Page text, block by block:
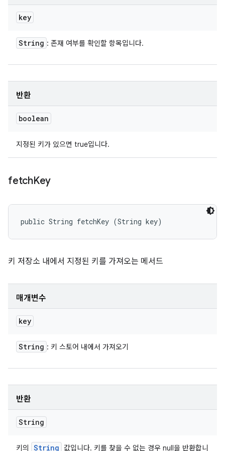
key
String : 존재 여부를 확인할 항목입니다.
반환
boolean
지정된 키가 있으면 true입니다.
fetchKey
public String fetchKey (String key)
키 저장소 내에서 지정된 키를 가져오는 메서드
매개변수
key
String : 키 스토어 내에서 가져오기
반환
String
키의 String 값입니다. 키를 찾을 수 없는 경우 null을 반환합니